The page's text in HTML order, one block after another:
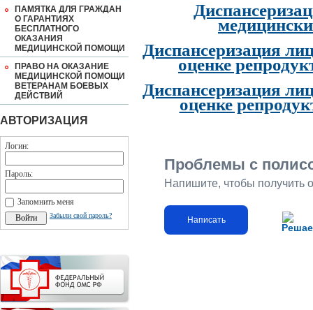
ПАМЯТКА ДЛЯ ГРАЖДАН
О ГАРАНТИЯХ
БЕСПЛАТНОГО
ОКАЗАНИЯ
МЕДИЦИНСКОЙ ПОМОЩИ
ПРАВО НА ОКАЗАНИЕ
МЕДИЦИНСКОЙ ПОМОЩИ
ВЕТЕРАНАМ БОЕВЫХ
ДЕЙСТВИЙ
АВТОРИЗАЦИЯ
Логин:
Пароль:
Запомнить меня
Забыли свой пароль?
Диспансеризация
оценке
Диспансеризация
оценке
Проблемы с
Напишите, чтобы получить
Написать